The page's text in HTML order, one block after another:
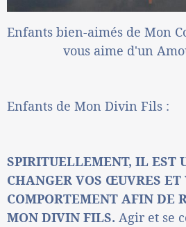
Enfants bien-aimés de Mon
vous aime d'un
Enfants de Mon Divin Fils :
SPIRITUELLEMENT, IL EST
CHANGER VOS ŒUVRES ET
COMPORTEMENT AFIN DE
MON DIVIN FILS. Agir et se